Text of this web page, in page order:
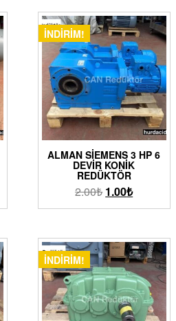
İNDIRIM!
ALMAN SIEMENS 3 HP 6
DEVIR KONIK
REDÜKTÖR
2.00₺ 1.00₺
İNDIRIM!